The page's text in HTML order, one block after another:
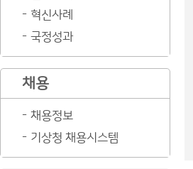
혁신사례
국정성과
채용
채용정보
기상청 채용시스템